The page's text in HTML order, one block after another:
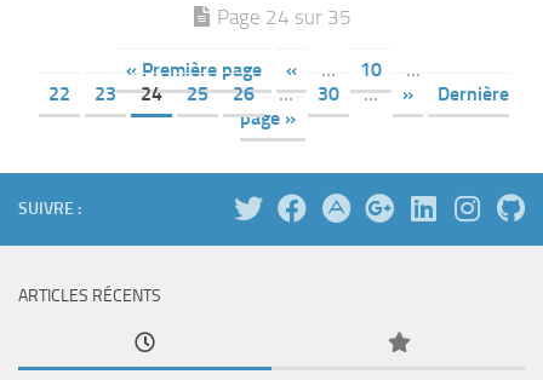
Page 24 sur 35
« Première page « … 10
…
22
23 24 25 26 … 30 … »
Dernière
page »
SUIVRE :
ARTICLES RÉCENTS